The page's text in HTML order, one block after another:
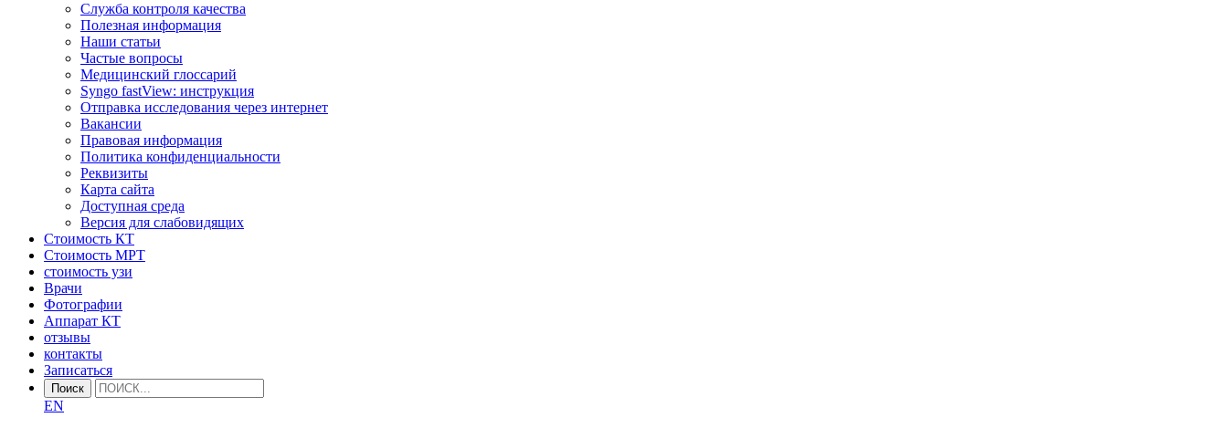
Служба контроля качества
Полезная информация
Наши статьи
Частые вопросы
Медицинский глоссарий
Syngo fastView: инструкция
Отправка исследования через интернет
Вакансии
Правовая информация
Политика конфиденциальности
Реквизиты
Карта сайта
Доступная среда
Версия для слабовидящих
Стоимость КТ
Стоимость МРТ
стоимость узи
Врачи
Фотографии
Аппарат КТ
отзывы
контакты
Записаться
Поиск
EN